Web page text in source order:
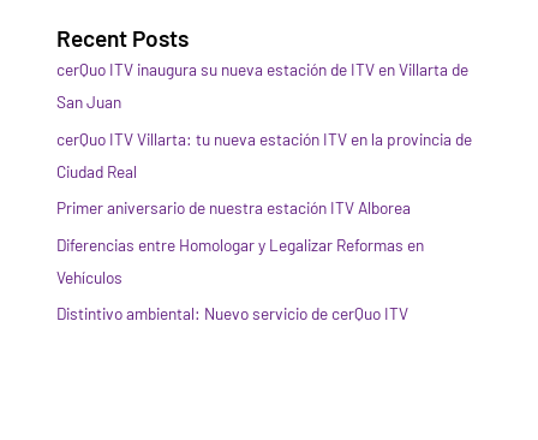
Recent Posts
cerQuo ITV inaugura su nueva estación de ITV en Villarta de
San Juan
cerQuo ITV Villarta: tu nueva estación ITV en la provincia de
Ciudad Real
Primer aniversario de nuestra estación ITV Alborea
Diferencias entre Homologar y Legalizar Reformas en
Vehículos
Distintivo ambiental: Nuevo servicio de cerQuo ITV